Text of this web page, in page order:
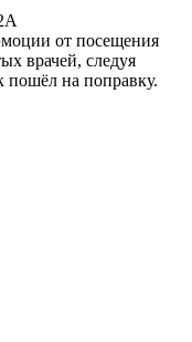
от посещения
врачей, следуя
на поправку.